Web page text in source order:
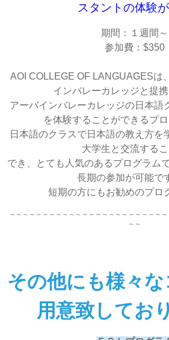
スタントの体験
期間：１週間～
参加費：$350
AOI COLLEGE OF LANGUAGESは
インバレーカレッジと提携
アーバインバレーカレッジの日本語
を体験することができるプロ
日本語のクラスで日本語の教え方を
大学生と交流する
でき、とても人気のあるプログラム
長期の参加が可能で
短期の方にもお勧めのプロ
～～～～～～～～～～～～～～～～～～～～～～～
～～
その他にも様々
用意致してお